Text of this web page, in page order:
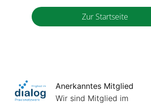
Zur Startseite
Anerkanntes Mitglied
Wir sind Mitglied im